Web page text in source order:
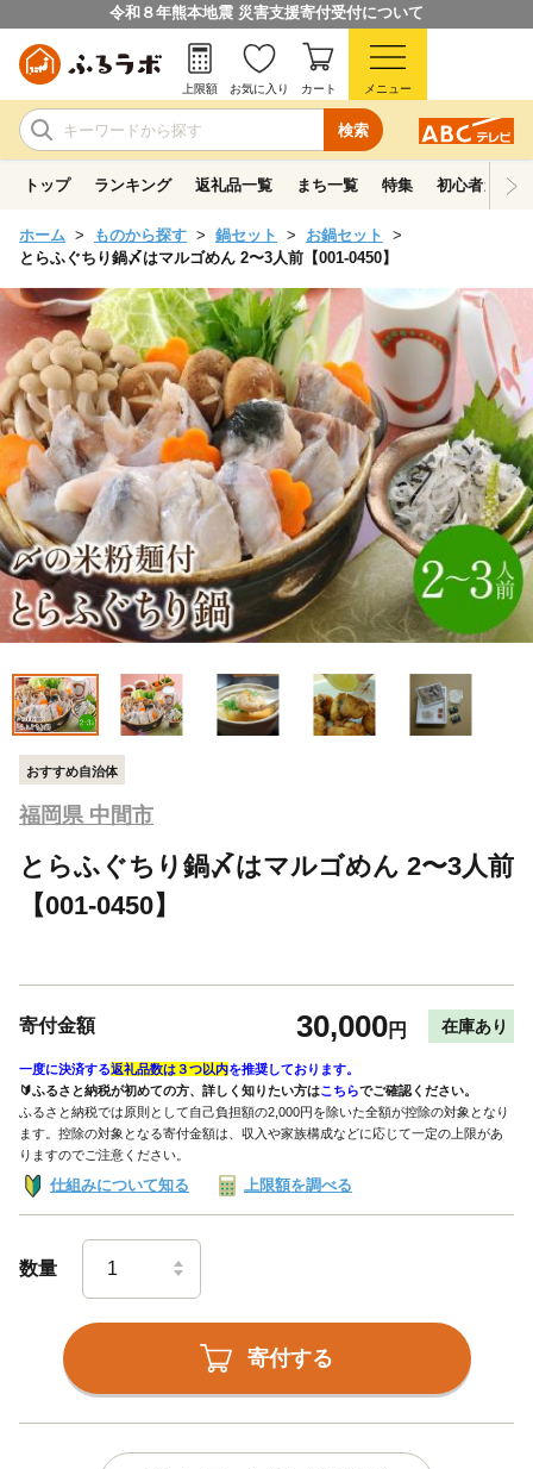
令和８年熊本地震 災害支援寄付受付について
検索
上限額 お気に入り カート メニュー
トップ ランキング 返礼品一覧 まち一覧 特集 初心者ガイド
ホーム ものから探す 鍋セット
お鍋セット
とらふぐちり鍋〆はマルゴめん 2〜3人前【001-0450】
おすすめ自治体
福岡県 中間市
とらふぐちり鍋〆はマルゴめん 2〜3人前
【001-0450】
寄付金額 30,000円 在庫あり
一度に決済する返礼品数は３つ以内を推奨しております。
🔰ふるさと納税が初めての方、詳しく知りたい方はこちらでご確認ください。
ふるさと納税では原則として自己負担額の2,000円を除いた全額が控除の対象となり
ます。控除の対象となる寄付金額は、収入や家族構成などに応じて一定の上限があ
りますのでご注意ください。
仕組みについて知る 上限額を調べる
数量
寄付する